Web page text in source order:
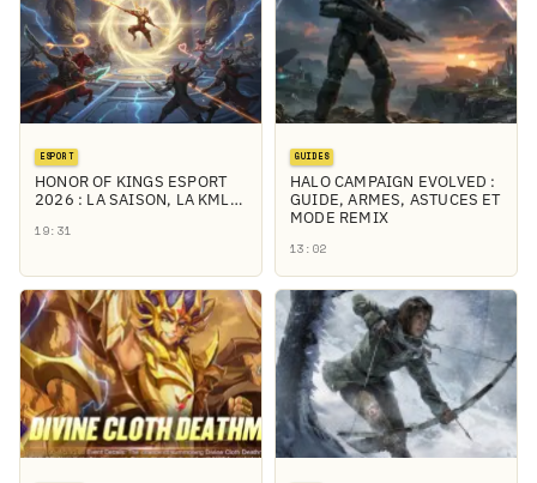
ESPORT
HONOR OF KINGS ESPORT
2026 : LA SAISON, LA KML…
19:31
GUIDES
HALO CAMPAIGN EVOLVED :
GUIDE, ARMES, ASTUCES ET
MODE REMIX
13:02